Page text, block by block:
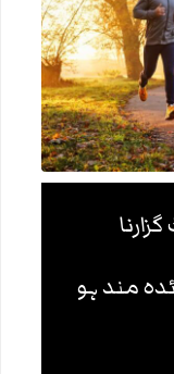
20 منٹ گزارنا
مند ہو